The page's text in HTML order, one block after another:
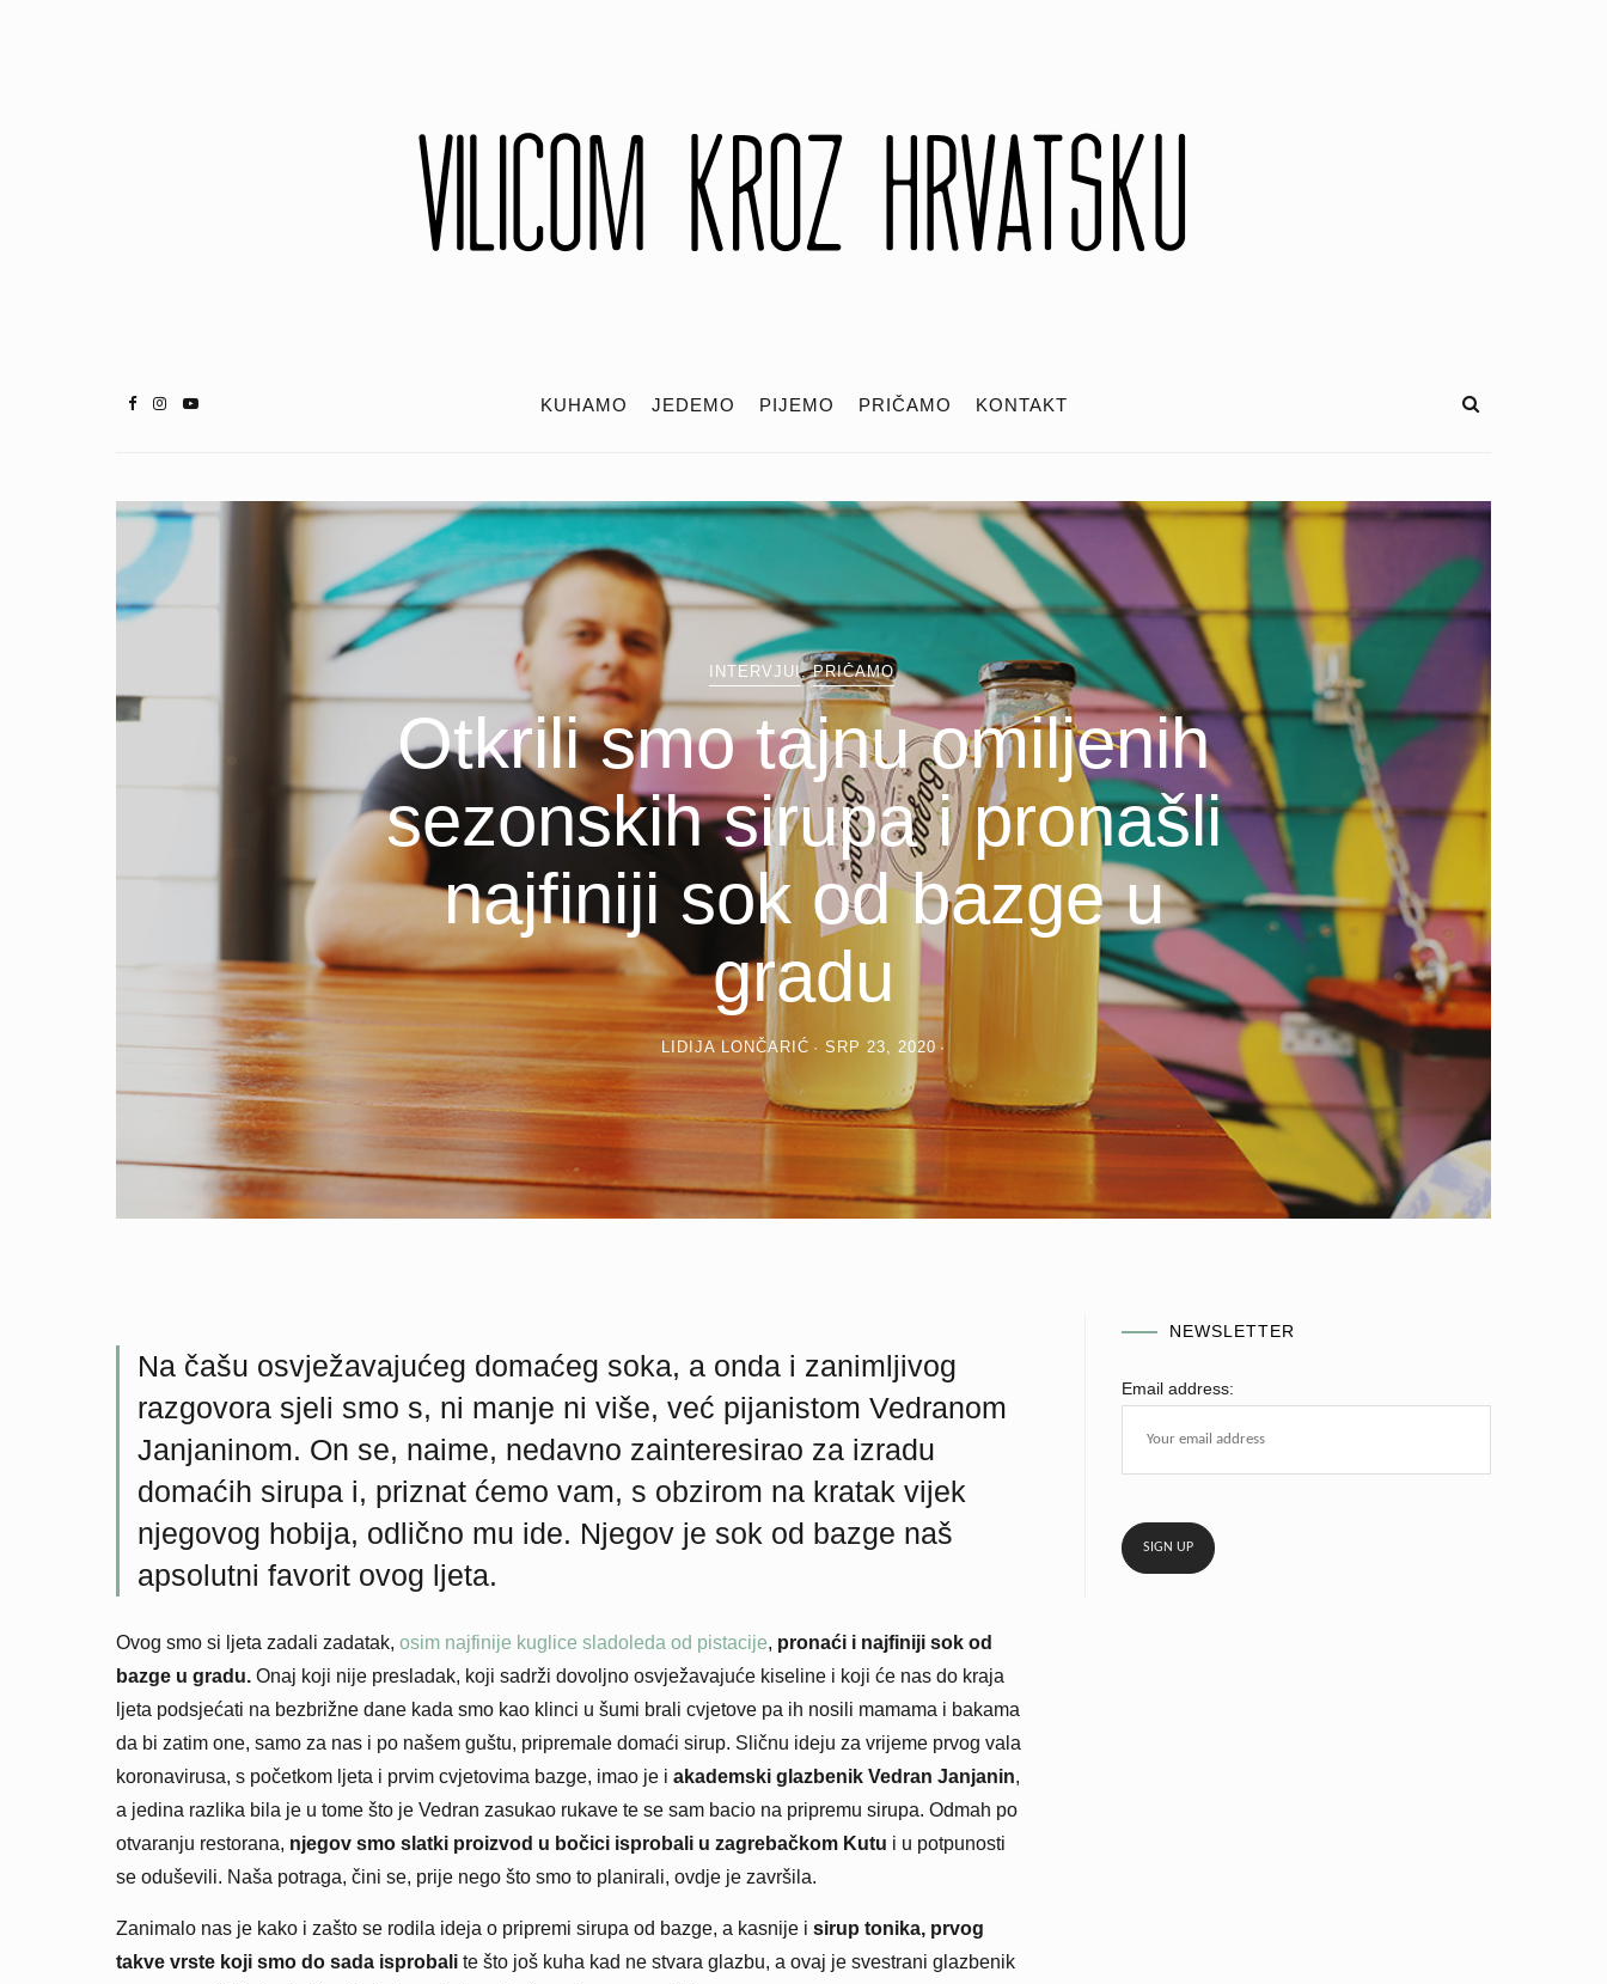
KUHAMO JEDEMO PIJEMO PRIČAMO KONTAKT
INTERVJUI,PRIČAMO
Otkrili smo tajnu omiljenih
sezonskih sirupa i pronašli
najfiniji sok od bazge u
gradu
LIDIJA LONČARIĆ SRP 23, 2020
Na čašu osvježavajućeg domaćeg soka, a onda i zanimljivog
razgovora sjeli smo s, ni manje ni više, već pijanistom Vedranom
Janjaninom. On se, naime, nedavno zainteresirao za izradu
domaćih sirupa i, priznat ćemo vam, s obzirom na kratak vijek
njegovog hobija, odlično mu ide. Njegov je sok od bazge naš
apsolutni favorit ovog ljeta.
Ovog smo si ljeta zadali zadatak, osim najfinije kuglice sladoleda od pistacije, pronaći i najfiniji sok od
bazge u gradu. Onaj koji nije presladak, koji sadrži dovoljno osvježavajuće kiseline i koji će nas do kraja
ljeta podsjećati na bezbrižne dane kada smo kao klinci u šumi brali cvjetove pa ih nosili mamama i bakama
da bi zatim one, samo za nas i po našem guštu, pripremale domaći sirup. Sličnu ideju za vrijeme prvog vala
koronavirusa, s početkom ljeta i prvim cvjetovima bazge, imao je i akademski glazbenik Vedran Janjanin,
a jedina razlika bila je u tome što je Vedran zasukao rukave te se sam bacio na pripremu sirupa. Odmah po
otvaranju restorana, njegov smo slatki proizvod u bočici isprobali u zagrebačkom Kutu i u potpunosti
se oduševili. Naša potraga, čini se, prije nego što smo to planirali, ovdje je završila.
Zanimalo nas je kako i zašto se rodila ideja o pripremi sirupa od bazge, a kasnije i sirup tonika, prvog
takve vrste koji smo do sada isprobali te što još kuha kad ne stvara glazbu, a ovaj je svestrani glazbenik
NEWSLETTER
Email address: